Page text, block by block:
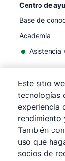
Centro de
Base de
Academia
Asistencia (
©2026
Pipedrive
Términos de
Pipedrive
Aviso de
Mapa del sitio
Aviso de
Este sitio
tecnologías
experiencia
rendimiento
También
uso que
socios de